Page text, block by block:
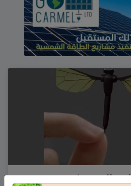
الصين تكشف عن